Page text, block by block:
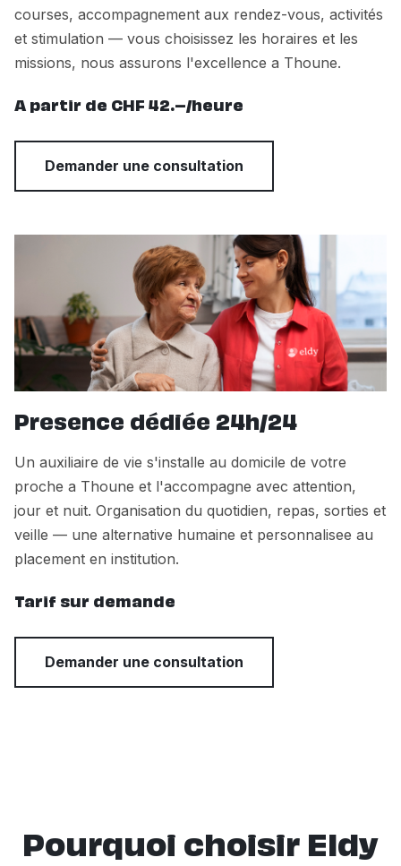
courses, accompagnement aux rendez-vous, activités
et stimulation — vous choisissez les horaires et les
missions, nous assurons l'excellence a Thoune.
A partir de CHF 42.–/heure
Demander une consultation
Presence dédiée 24h/24
Un auxiliaire de vie s'installe au domicile de votre
proche a Thoune et l'accompagne avec attention,
jour et nuit. Organisation du quotidien, repas, sorties et
veille — une alternative humaine et personnalisee au
placement en institution.
Tarif sur demande
Demander une consultation
Pourquoi choisir Eldy